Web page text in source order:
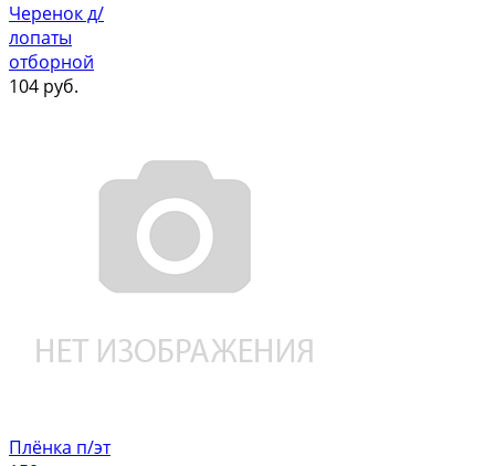
Черенок д/
лопаты
отборной
104 руб.
Плёнка п/эт